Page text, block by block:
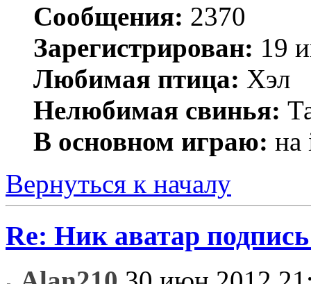
Сообщения: 2370
Зарегистрирован: 19
Любимая птица: Хэл
Нелюбимая свинья:
В основном играю: на
Вернуться к началу
Re: Ник аватар